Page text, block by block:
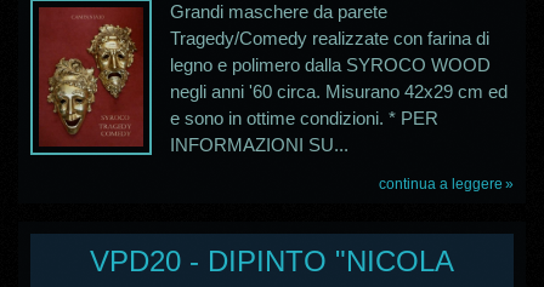
Grandi maschere da parete
Tragedy/Comedy realizzate con farina di
legno e polimero dalla SYROCO WOOD
negli anni '60 circa. Misurano 42x29 cm ed
e sono in ottime condizioni. * PER
INFORMAZIONI SU...
continua a leggere
VPD20 - DIPINTO "NICOLA